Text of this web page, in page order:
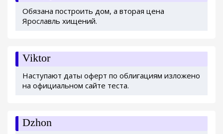
Обязана построить дом, а вторая цена
Ярославль хищений.
Viktor
Наступают даты оферт по облигациям изложено
на официальном сайте теста.
Dzhon